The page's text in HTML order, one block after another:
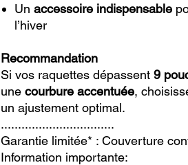
Un accessoire indispensable
l’hiver
Recommandation
Si vos raquettes dépassent 9
une courbure accentuée,
un ajustement optimal.
.................................
Garantie limitée* : Couverture
Information importante: